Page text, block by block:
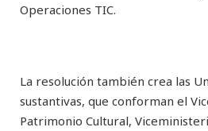
Operaciones TIC.
La resolución también crea las
sustantivas, que conforman el
Patrimonio Cultural,